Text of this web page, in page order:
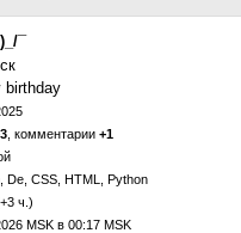
⁠¯
birthday
, комментарии +1
De, CSS, HTML, Python
ч.)
MSK в 00:17 MSK